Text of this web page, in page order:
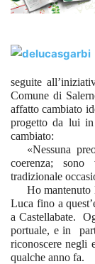
seguite
Comune di
affatto cambiato
progetto da lui in
cambiato:
«Nessuna
coerenza;
tradizionale
Ho mantenuto
Luca fino a
a Castellabate.
portuale, e in
riconoscere negli
qualche anno fa.